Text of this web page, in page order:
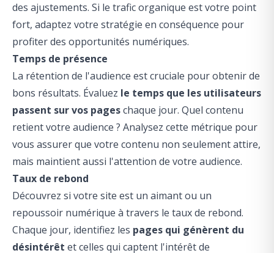
des ajustements. Si le trafic organique est votre point
fort, adaptez votre stratégie en conséquence pour
profiter des opportunités numériques.
Temps de présence
La rétention de l'audience est cruciale pour obtenir de
bons résultats. Évaluez le temps que les utilisateurs
passent sur vos pageschaque jour. Quel contenu
retient votre audience ? Analysez cette métrique pour
vous assurer que votre contenu non seulement attire,
mais maintient aussi l'attention de votre audience.
Taux de rebond
Découvrez si votre site est un aimant ou un
repoussoir numérique à travers le taux de rebond.
Chaque jour, identifiez les pages qui génèrent du
désintérêt et celles qui captent l'intérêt de